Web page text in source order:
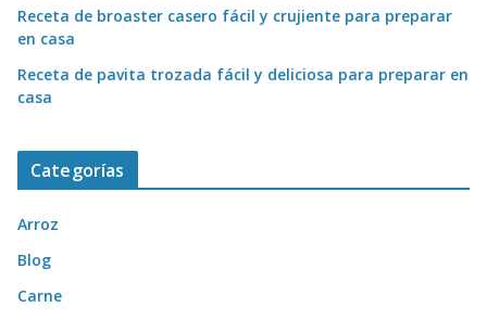
Receta de broaster casero fácil y crujiente para preparar
en casa
Receta de pavita trozada fácil y deliciosa para preparar en
casa
Categorías
Arroz
Blog
Carne